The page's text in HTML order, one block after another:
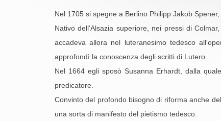
Nel 1705 si spegne a Berlino Philipp Jakob
Nativo dell'Alsazia superiore, nei pressi di
accadeva allora nel luteranesimo tedesco
approfondì la conoscenza degli scritti di Lutero.
Nel 1664 egli sposò Susanna Erhardt, dalla
predicatore.
Convinto del profondo bisogno di riforma anche
una sorta di manifesto del pietismo tedesco.